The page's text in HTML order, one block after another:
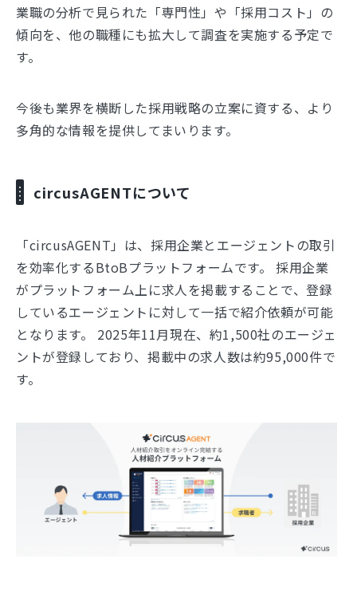
業職の分析で見られた「専門性」や「採用コスト」の
傾向を、他の職種にも拡大して調査を実施する予定で
す。
今後も業界を横断した採用戦略の立案に資する、より
多角的な情報を提供してまいります。
circusAGENTについて
「circusAGENT」は、採用企業とエージェントの取引
を効率化するBtoBプラットフォームです。 採用企業
がプラットフォーム上に求人を掲載することで、登録
しているエージェントに対して一括で紹介依頼が可能
となります。 2025年11月現在、約1,500社のエージェ
ントが登録しており、掲載中の求人数は約95,000件で
す。